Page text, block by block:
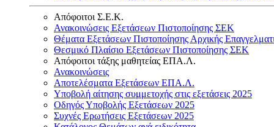
Απόφοιτοι Σ.Ε.Κ.
Ανακοινώσεις Εξετάσεων Πιστοποίησης ΣΕΚ
Θέματα Εξετάσεων Πιστοποίησης Αρχικής
Θεσμικό Πλαίσιο Εξετάσεων Πιστοποίησης ΣΕΚ
Απόφοιτοι τάξης μαθητείας ΕΠΑ.Λ.
Ανακοινώσεις
Αποτελέσματα Εξετάσεων ΕΠΑ.Λ.
Υποβολή αίτησης συμμετοχής στις εξετάσεις 2025
Οδηγός Υποβολής Εξετάσεων 2025
Συχνές Ερωτήσεις Εξετάσεων 2025